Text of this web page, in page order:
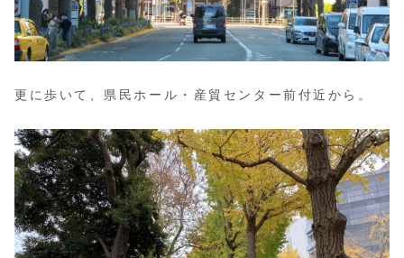
更に歩いて、県民ホール・産貿センター前付近から。